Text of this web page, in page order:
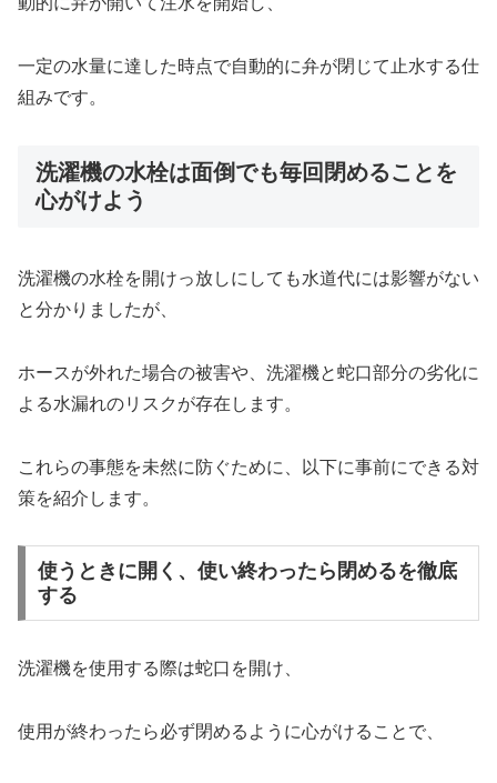
一定の水量に達した時点で自動的に弁が閉じて止水する仕
組みです。
洗濯機の水栓は面倒でも毎回閉めることを
心がけよう
洗濯機の水栓を開けっ放しにしても水道代には影響がない
と分かりましたが、
ホースが外れた場合の被害や、洗濯機と蛇口部分の劣化に
よる水漏れのリスクが存在します。
これらの事態を未然に防ぐために、以下に事前にできる対
策を紹介します。
使うときに開く、使い終わったら閉めるを徹底
する
洗濯機を使用する際は蛇口を開け、
使用が終わったら必ず閉めるように心がけることで、